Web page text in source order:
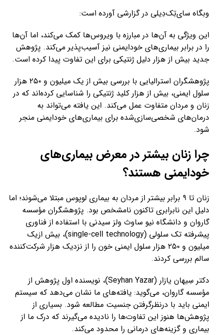
وبگاه سای‌تِک‌دِیلی در گزارشی آورده است:
این ویژگی به آن‌ها در مبارزه با ویروس‌ها کمک می‌کند، اما آن‌ها
را در برابر بیماری‌های خودایمنی نیز آسیب‌پذیر می‌کند. پژوهش
جدید بیش از هزار دلیل ژنتیکی برای این تفاوت پیدا کرده است.
پژوهشگران استرالیایی با بررسی بیش از یک میلیون و ۲۵۰ هزار
سلول ایمنی، بیش از هزار کلید ژنتیکی را شناسایی کرده‌اند که در
زنان و مردان متفاوت عمل می‌کند. این یافته می‌تواند به
درمان‌های شخصی‌سازی‌شده برای بیماری‌های خودایمنی منجر
شود.
چرا زنان بیشتر در معرض بیماری‌های
خودایمنی هستند؟
زنان تا ۹ برابر بیشتر از مردان به بیماری لوپوس مبتلا می‌شوند؛ اما
دلیل این نابرابری تاکنون نامشخص بود. پژوهشگران مؤسسه
گاروان و دانشگاه نیو ساوث ولز سیدنی با استفاده از فناوری
پیشرفته تک سلولی (single-cell technology)، بیش ازیک
میلیون و ۲۵۰ هزار سلول ایمنی خون را از نزدیک هزار شرکت‌کننده
سالم بررسی کردند.
دکتر سِیهان یازار (Seyhan Yazar)، نویسنده اول پژوهش از
مؤسسه گاروان، می‌گوید: یافته‌های ما نشان می‌دهد که سیستم
ایمنی باید با درنظرگرفتن جنسیت مطالعه شود. بسیاری از
پژوهش‌ها هنوز این تفاوت‌ها را نادیده می‌گیرند که درک ما از
بیماری و گزینه‌های درمانی را محدود می‌کند.